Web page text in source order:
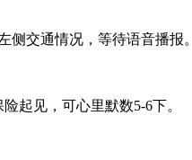
交通情况，等待语音播报。
起见，可心里默数5-6下。